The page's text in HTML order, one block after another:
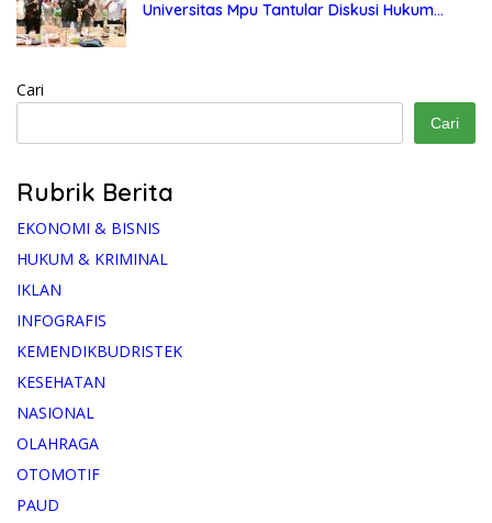
Universitas Mpu Tantular Diskusi Hukum
Cari
Cari
Rubrik Berita
EKONOMI & BISNIS
HUKUM & KRIMINAL
IKLAN
INFOGRAFIS
KEMENDIKBUDRISTEK
KESEHATAN
NASIONAL
OLAHRAGA
OTOMOTIF
PAUD